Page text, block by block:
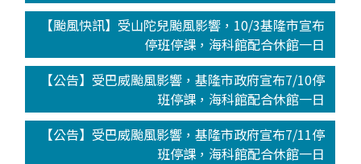
【颱風快訊】受山陀兒颱風影響，10/3基隆市宣布
停班停課，海科館配合休館一日
【公告】受巴威颱風影響，基隆市政府宣布7/10停
班停課，海科館配合休館一日
【公告】受巴威颱風影響，基隆市政府宣布7/11停
班停課，海科館配合休館一日